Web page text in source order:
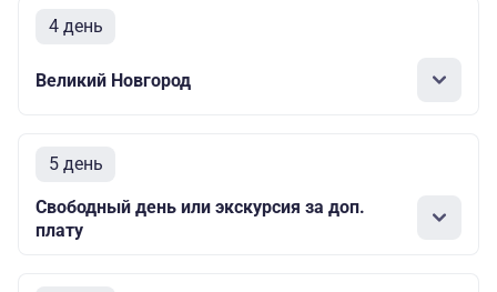
4 день
Великий Новгород
5 день
Свободный день или экскурсия за доп.
плату